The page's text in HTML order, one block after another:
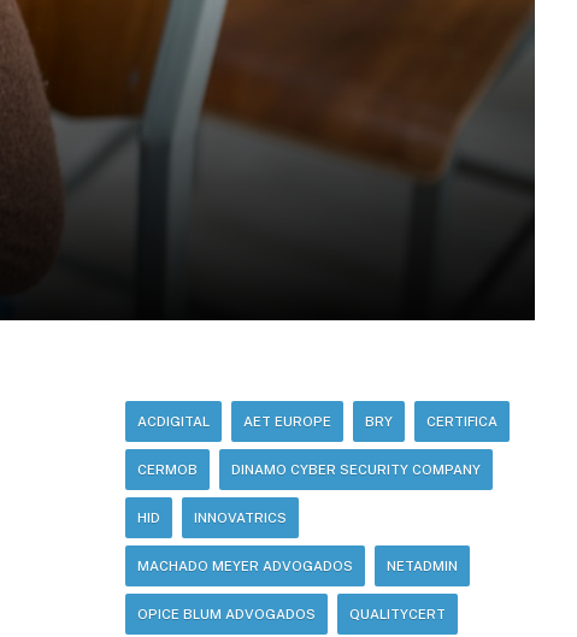
ACDIGITAL AET EUROPE BRY CERTIFICA
CERMOB DINAMO CYBER SECURITY COMPANY
HID INNOVATRICS
MACHADO MEYER ADVOGADOS NETADMIN
OPICE BLUM ADVOGADOS QUALITYCERT